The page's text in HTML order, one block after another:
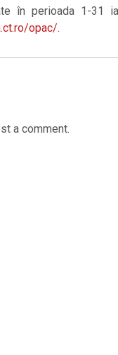
în perioada 1-31
opac/.
a comment.